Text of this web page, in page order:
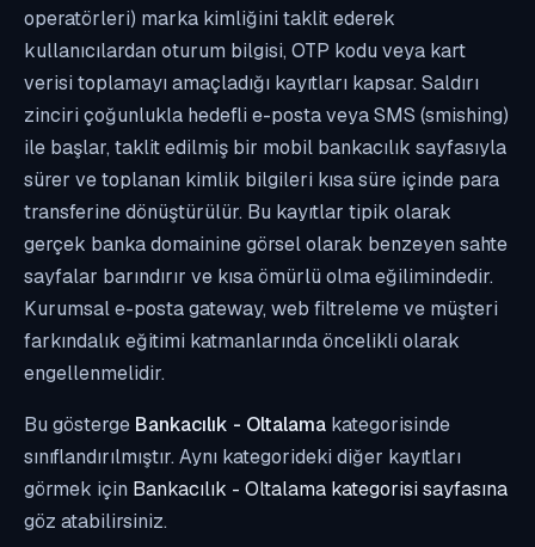
operatörleri) marka kimliğini taklit ederek
kullanıcılardan oturum bilgisi, OTP kodu veya kart
verisi toplamayı amaçladığı kayıtları kapsar. Saldırı
zinciri çoğunlukla hedefli e-posta veya SMS (smishing)
ile başlar, taklit edilmiş bir mobil bankacılık sayfasıyla
sürer ve toplanan kimlik bilgileri kısa süre içinde para
transferine dönüştürülür. Bu kayıtlar tipik olarak
gerçek banka domainine görsel olarak benzeyen sahte
sayfalar barındırır ve kısa ömürlü olma eğilimindedir.
Kurumsal e-posta gateway, web filtreleme ve müşteri
farkındalık eğitimi katmanlarında öncelikli olarak
engellenmelidir.
Bu gösterge Bankacılık - Oltalama kategorisinde
sınıflandırılmıştır. Aynı kategorideki diğer kayıtları
görmek için Bankacılık - Oltalama kategorisi sayfasına
göz atabilirsiniz.